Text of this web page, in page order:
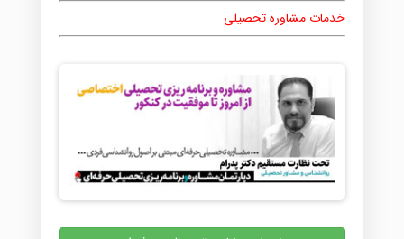
خدمات مشاوره تحصیلی